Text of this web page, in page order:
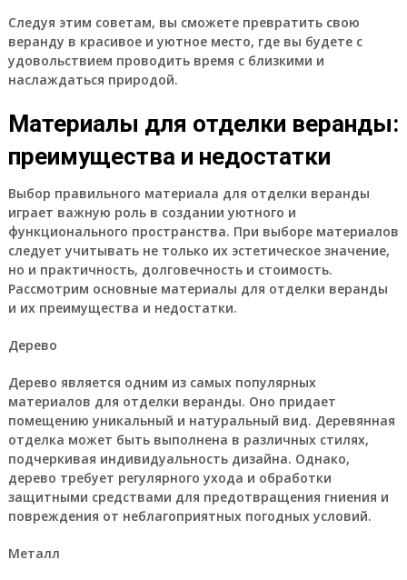
Следуя этим советам, вы сможете превратить свою
веранду в красивое и уютное место, где вы будете с
удовольствием проводить время с близкими и
наслаждаться природой.
Материалы для отделки веранды:
преимущества и недостатки
Выбор правильного материала для отделки веранды
играет важную роль в создании уютного и
функционального пространства. При выборе материалов
следует учитывать не только их эстетическое значение,
но и практичность, долговечность и стоимость.
Рассмотрим основные материалы для отделки веранды
и их преимущества и недостатки.
Дерево
Дерево является одним из самых популярных
материалов для отделки веранды. Оно придает
помещению уникальный и натуральный вид. Деревянная
отделка может быть выполнена в различных стилях,
подчеркивая индивидуальность дизайна. Однако,
дерево требует регулярного ухода и обработки
защитными средствами для предотвращения гниения и
повреждения от неблагоприятных погодных условий.
Металл